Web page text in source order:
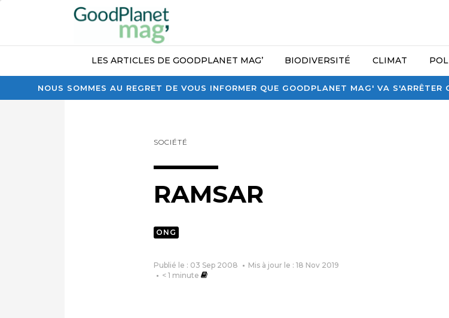
NOUS SOMMES AU REGRET DE VOUS INFORMER QUE GOODPLANET MAG' VA
LES ARTICLES DE GOODPLANET MAG’ BIODIVERSITÉ CLIMAT
SOCIÉTÉ
RAMSAR
ONG
Publié le : 03 Sep 2008
Mis à jour le : 18 Nov 2019
< 1 minute